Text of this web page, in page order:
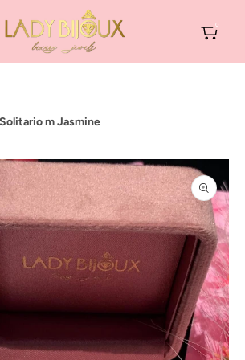
AI CONTENUTI 0
Solitario m Jasmine
INFORMAZIONI SUL